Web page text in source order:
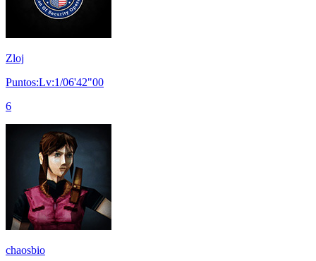
Zloj
Puntos:Lv:1/06'42"00
6
chaosbio